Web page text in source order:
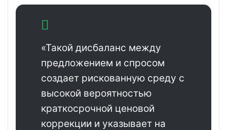
«Такой дисбаланс между
предложением и спросом
создает рискованную среду с
высокой вероятностью
краткосрочной ценовой
коррекции и указывает на